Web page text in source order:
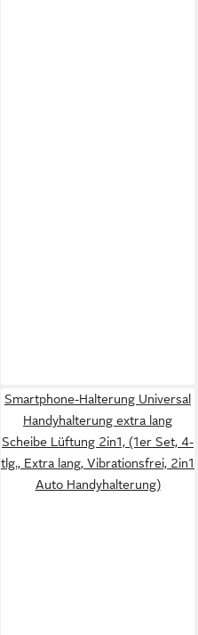
Smartphone-Halterung Universal
Handyhalterung extra lang
Scheibe Lüftung 2in1, (1er Set, 4-
tlg., Extra lang, Vibrationsfrei, 2in1
Auto Handyhalterung)